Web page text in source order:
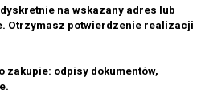
na wskazany adres lub
Otrzymasz potwierdzenie realizacji
zakupie: odpisy dokumentów,